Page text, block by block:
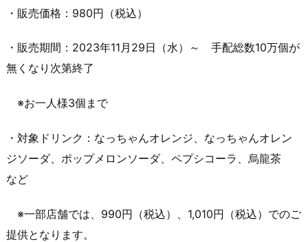
・販売価格：980円（税込）
・販売期間：2023年11月29日（水）～ 手配総数10万個が
無くなり次第終了
※お一人様3個まで
・対象ドリンク：なっちゃんオレンジ、なっちゃんオレン
ジソーダ、ポップメロンソーダ、ペプシコーラ、烏龍茶
など
※一部店舗では、990円（税込）、1,010円（税込）でのご
提供となります。